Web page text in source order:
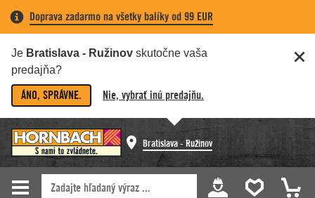
Doprava zadarmo na všetky balíky od 99 EUR
Je Bratislava - Ružinov skutočne vaša
predajňa?
ÁNO, SPRÁVNE. Nie, vybrať inú predajňu.
Bratislava - Ružinov